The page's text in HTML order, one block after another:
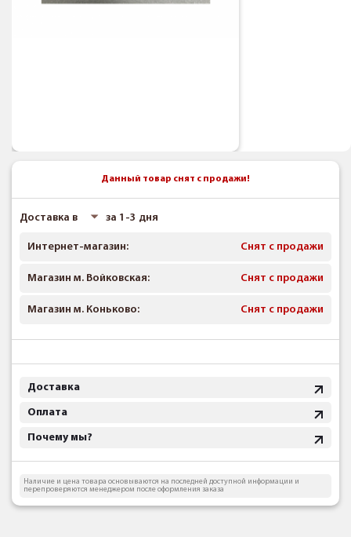
Данный товар снят с продажи!
Доставка в за 1-3 дня
Интернет-магазин: Снят с продажи
Магазин м. Войковская: Снят с продажи
Магазин м. Коньково: Снят с продажи
Доставка
Оплата
Почему мы?
Наличие и цена товара основываются на последней доступной информации и
перепроверяются менеджером после оформления заказа